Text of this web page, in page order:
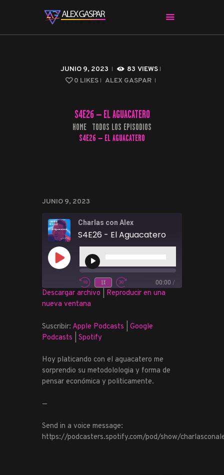
JUNIO 9, 2023 83 VIEWS
0 LIKES ALEX GASPAR
S4E26 – EL AGUACATERO
HOME TODOS LOS EPISODIOS
S4E26 – EL AGUACATERO
CINE Y SERIES
APPS & HERRAMIENTAS
JUNIO 9, 2023
Charlas con Alex
S4E26 - El Aguacatero
REPRODUCIR
EPISODIO
de
audio
REBOBINAR
10
1X
FAST
SECONDS
00:00 /
SUSCRIBIR COMPARTIR
Spotify
FEED RSS
COMPARTIR
ENLACE
Descargar archivo
Reproducir en una
nueva ventana
Suscribir: Apple Podcasts
Google
Podcasts
Spotify
Hoy platicando con el aguacatero me
sorprendio su metodolologia y forma de
pensar económica y politicamente.
—
Send in a voice message:
https://podcasters.spotify.com/pod/show/